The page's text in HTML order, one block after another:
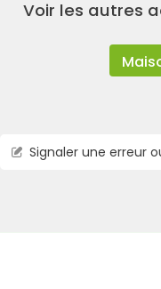
Voir les autres
Signaler une erreur